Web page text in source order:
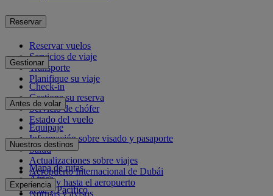
Reservar
Reservar vuelos
Servicios de viaje
Transporte
Planifique su viaje
Gestionar
Check-in
Gestione su reserva
Servicio de chófer
Estado del vuelo
Antes de volar
Equipaje
Información sobre visado y pasaporte
Salud
Actualizaciones sobre viajes
Aeropuerto Internacional de Dubái
Desde y hasta el aeropuerto
Normas y avisos
Nuestros destinos
Mapa de rutas
África
Asia y Pacífico
Experiencia